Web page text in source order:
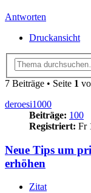
Antworten
Druckansicht
7 Beiträge • Seite 1
deroesi1000
Beiträge: 100
Registriert: Fr
Neue Tips um
erhöhen
Zitat